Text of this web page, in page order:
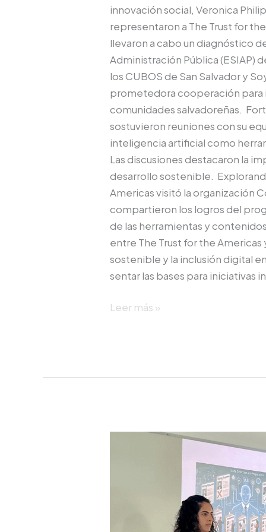
innovación social, Veronica
representaron a The Trust for
llevaron a cabo un diagnóstico
Administración Pública (ESIAP)
los CUBOS de San Salvador y
prometedora cooperación para
comunidades salvadoreñas.
sostuvieron reuniones con su
inteligencia artificial como
Las discusiones destacaron la
desarrollo sostenible.
Americas visitó la organización
compartieron los logros del
de las herramientas y
entre The Trust for the
sostenible y la inclusión digital
sentar las bases para iniciativas
Leer más »
Fomentando